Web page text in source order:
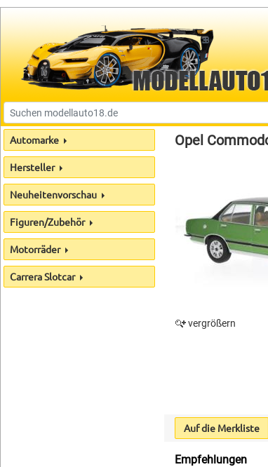
Automarke
Hersteller
Neuheitenvorschau
Figuren/Zubehör
Motorräder
Carrera Slotcar
Opel
vergrößern
Auf die Merkliste
Empfehlungen